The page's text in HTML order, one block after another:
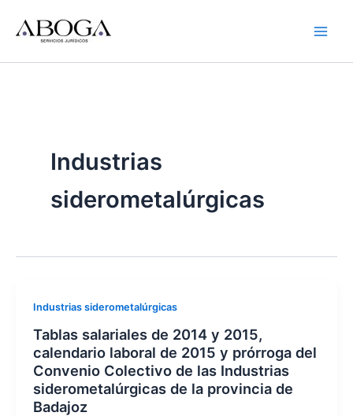
contenido
Industrias
siderometalúrgicas
Industrias siderometalúrgicas
Tablas salariales de 2014 y 2015,
calendario laboral de 2015 y prórroga del
Convenio Colectivo de las Industrias
siderometalúrgicas de la provincia de
Badajoz